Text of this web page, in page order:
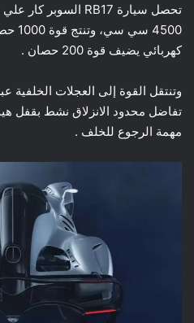
كهربائي يضيف قوة 200 حصان .
وتنتقل القوة إلى العجلات
تفاضل محدود الانزلاق نشط بقفل
مهمة الرجوع للخلف .